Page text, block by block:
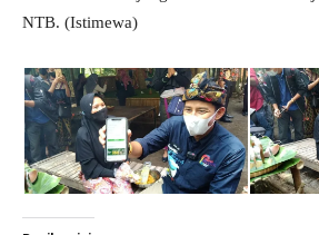
NTB. (Istimewa)